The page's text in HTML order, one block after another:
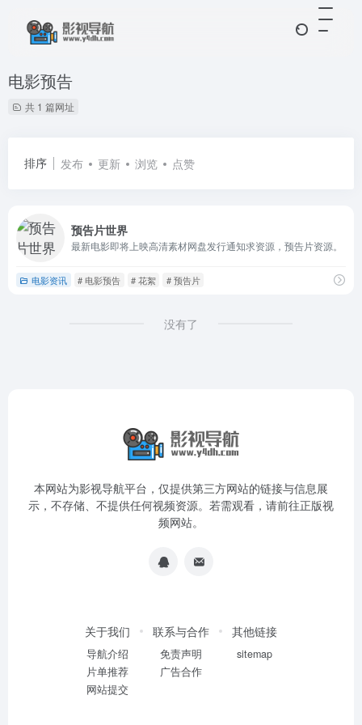
电影预告
共 1 篇网址
排序 发布 更新 浏览 点赞
预告片世界
最新电影即将上映高清素材网盘发行通知求资源，预告片资源。
电影资讯 # 电影预告 # 花絮 # 预告片
没有了
本网站为影视导航平台，仅提供第三方网站的链接与信息展
示，不存储、不提供任何视频资源。若需观看，请前往正版视
频网站。
关于我们
导航介绍
片单推荐
网站提交
联系与合作
免责声明
广告合作
其他链接
sitemap